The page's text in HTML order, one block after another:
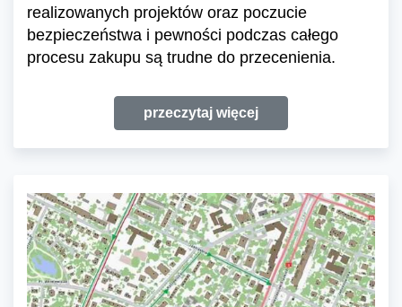
realizowanych projektów oraz poczucie
bezpieczeństwa i pewności podczas całego
procesu zakupu są trudne do przecenienia.
przeczytaj więcej